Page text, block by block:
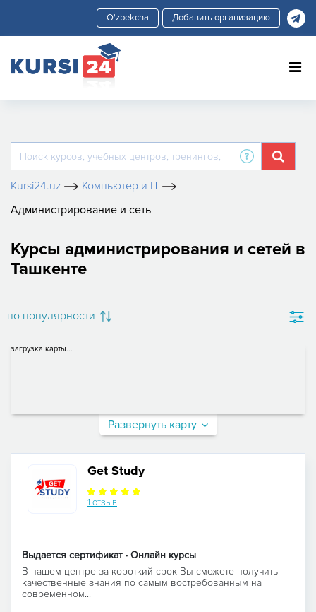
Добавить организацию
Kursi24.uz
Компьютер и IT
Администрирование и сеть
Курсы администрирования и сетей в
Ташкенте
по популярности
загрузка карты...
Развернуть карту
Get Study
1 отзыв
Выдается сертификат · Онлайн курсы
В нашем центре за короткий срок Вы сможете получить
качественные знания по самым востребованным на
современном...